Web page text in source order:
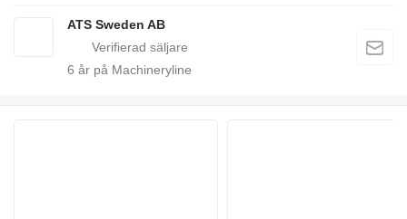
ATS Sweden AB
6 år på Machineryline